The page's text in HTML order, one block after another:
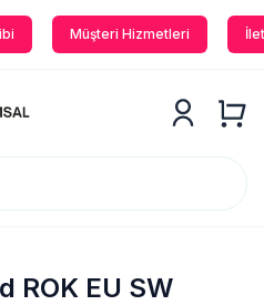
Müşteri Hizmetleri
ROK EU SW